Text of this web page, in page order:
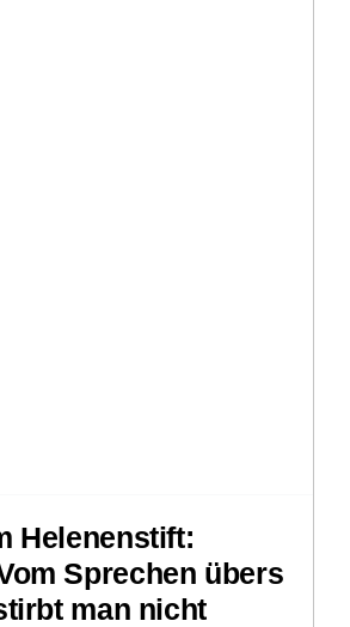
Helenenstift:
Sprechen übers
man nicht